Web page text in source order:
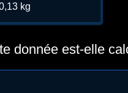
kg
donnée est-elle